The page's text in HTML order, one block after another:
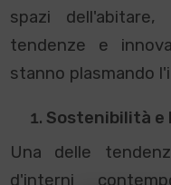
spazi dell'abitare,
tendenze e
stanno plasmando
Sostenibilità e
Una delle
d'interni